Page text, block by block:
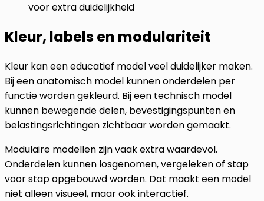
voor extra duidelijkheid
Kleur, labels en modulariteit
Kleur kan een educatief model veel duidelijker maken.
Bij een anatomisch model kunnen onderdelen per
functie worden gekleurd. Bij een technisch model
kunnen bewegende delen, bevestigingspunten en
belastingsrichtingen zichtbaar worden gemaakt.
Modulaire modellen zijn vaak extra waardevol.
Onderdelen kunnen losgenomen, vergeleken of stap
voor stap opgebouwd worden. Dat maakt een model
niet alleen visueel, maar ook interactief.